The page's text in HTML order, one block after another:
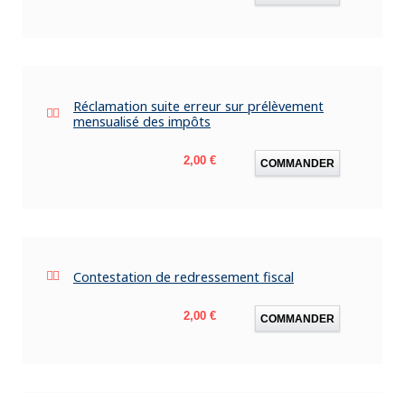
Réclamation suite erreur sur prélèvement
mensualisé des impôts
Prix
2,00 € COMMANDER
Contestation de redressement fiscal
Prix
2,00 € COMMANDER